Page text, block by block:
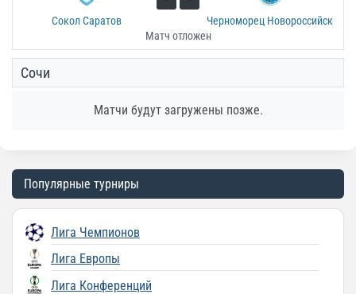
Сокол Саратов
Черноморец Новороссийск
Матч отложен
Сочи
Матчи будут загружены позже.
Популярные турниры
Лига Чемпионов
Лига Европы
Лига Конференций